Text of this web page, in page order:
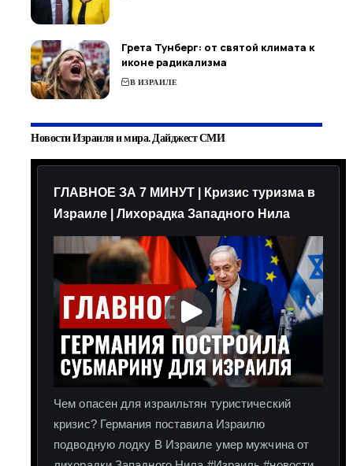
Грета Тунберг: от святой климата к
иконе радикализма
В ИЗРАИЛЕ
Новости Израиля и мира. Дайджест СМИ